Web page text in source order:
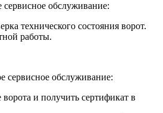
сервисное обслуживание:
технического состояния ворот.
работы.
сервисное обслуживание:
ворота и получить сертификат в